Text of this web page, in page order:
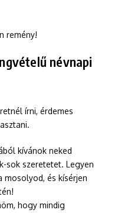
remény!
névnapi
írni, érdemes
kívánok neked
sok szeretetet. Legyen
mosolyod, és kísérjen
hogy mindig